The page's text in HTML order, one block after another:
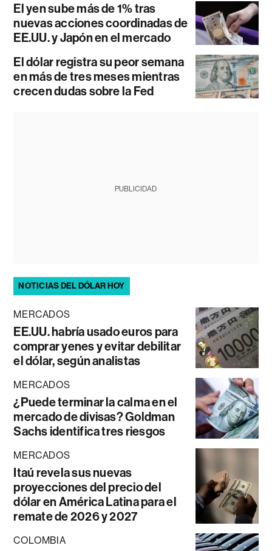
El yen sube más de 1% tras
nuevas acciones coordinadas de
EE.UU. y Japón en el mercado
El dólar registra su peor semana
en más de tres meses mientras
crecen dudas sobre la Fed
PUBLICIDAD
NOTICIAS DEL DÓLAR HOY
MERCADOS
EE.UU. habría usado euros para
comprar yenes y evitar debilitar
el dólar, según analistas
MERCADOS
¿Puede terminar la calma en el
mercado de divisas? Goldman
Sachs identifica tres riesgos
MERCADOS
Itaú revela sus nuevas
proyecciones del precio del
dólar en América Latina para el
remate de 2026 y 2027
COLOMBIA